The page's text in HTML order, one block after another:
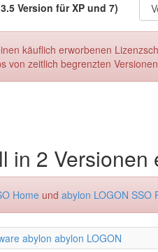
Version für XP und 7)
käuflich erworbenen
von zeitlich begrenzten
in 2 Versionen
Home und abylon LOGON SSO